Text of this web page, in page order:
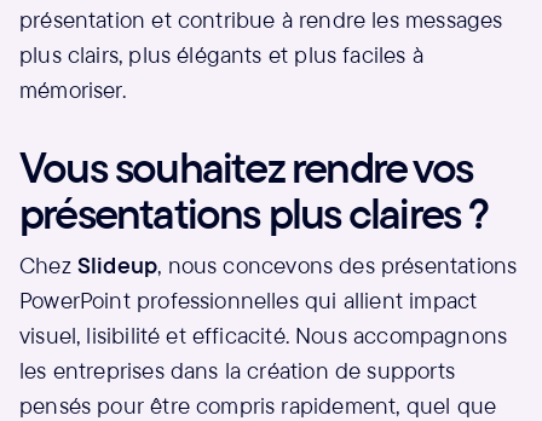
présentation et contribue à rendre les messages
plus clairs, plus élégants et plus faciles à
mémoriser.
Vous souhaitez rendre vos
présentations plus claires ?
Chez Slideup, nous concevons des présentations
PowerPoint professionnelles qui allient impact
visuel, lisibilité et efficacité. Nous accompagnons
les entreprises dans la création de supports
pensés pour être compris rapidement, quel que